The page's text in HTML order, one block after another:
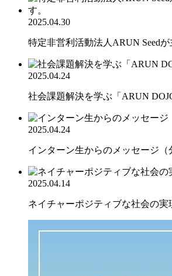
2025.04.30
特定非営利活動法人ARUN Seed
2025.04.24
社会課題解決を学ぶ「ARUN
2025.04.24
インターン生からのメッセージ（
2025.04.14
ネイチャーポジティブな社会の